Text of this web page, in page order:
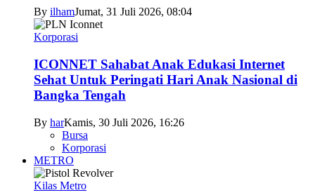
By ilhamJumat, 31 Juli 2026, 08:04
Korporasi
ICONNET Sahabat Anak Edukasi Internet
Sehat Untuk Peringati Hari Anak Nasional di
Bangka Tengah
By harKamis, 30 Juli 2026, 16:26
Bursa
Korporasi
METRO
Kilas Metro